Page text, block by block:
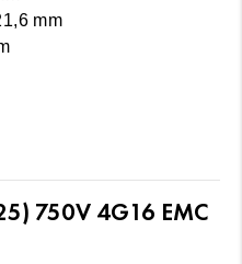
mm
750V 4G16 EMC